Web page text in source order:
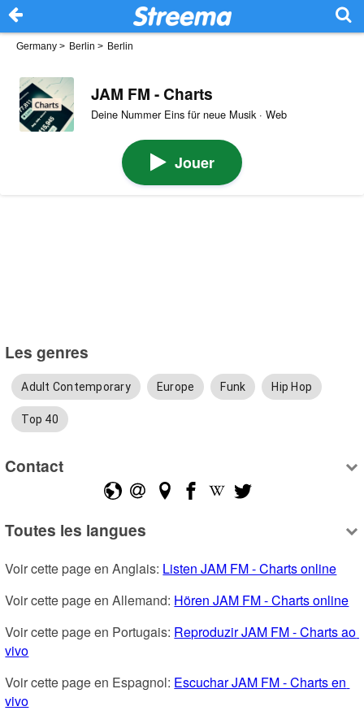
Germany > Berlin > Berlin
JAM FM - Charts
Deine Nummer Eins für neue Musik · Web
Jouer
Les genres
Adult Contemporary Europe Funk Hip Hop
Top 40
Contact
Toutes les langues
Voir cette page en Anglais: Listen JAM FM - Charts online
Voir cette page en Allemand: Hören JAM FM - Charts online
Voir cette page en Portugais: Reproduzir JAM FM - Charts ao
vivo
Voir cette page en Espagnol: Escuchar JAM FM - Charts en
vivo